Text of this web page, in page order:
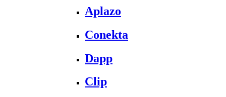
Aplazo
Conekta
Dapp
Clip